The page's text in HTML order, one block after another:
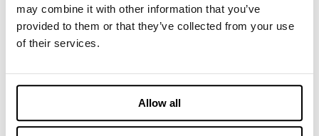
may combine it with other information that you’ve
provided to them or that they’ve collected from your use
of their services.
Allow all
AV og Teknik
Projektledelse
Venue service